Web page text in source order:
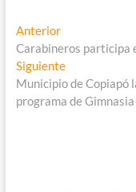
Navegación
de
entradas
AnteriorEntrada
anterior:
Carabineros participa
SiguienteEntrada
siguiente:
Municipio de Copiapó
programa de